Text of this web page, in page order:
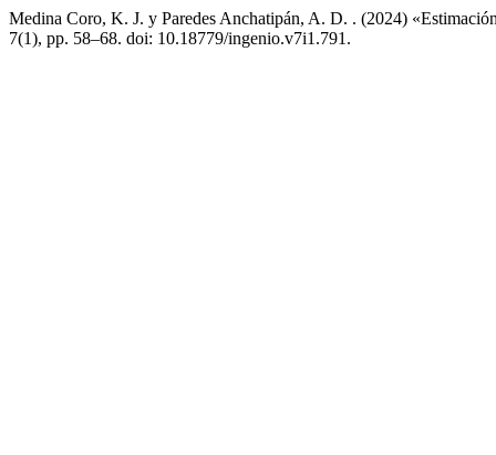
Medina Coro, K. J. y Paredes Anchatipán, A. D. . (2024)
7(1), pp. 58–68. doi: 10.18779/ingenio.v7i1.791.